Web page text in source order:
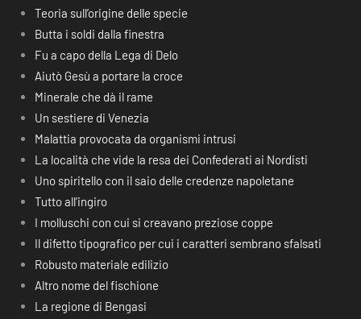
Teoria sull’origine delle specie
Butta i soldi dalla finestra
Fu a capo della Lega di Delo
Aiutò Gesù a portare la croce
Minerale che dà il rame
Un sestiere di Venezia
Malattia provocata da organismi intrusi
La località che vide la resa dei Confederati ai Nordisti
Uno spiritello con il saio delle credenze napoletane
Tutto all’ingiro
I molluschi con cui si creavano preziose coppe
Il difetto tipografico per cui i caratteri sembrano sfalsati
Robusto materiale edilizio
Altro nome del fischione
La regione di Bengasi